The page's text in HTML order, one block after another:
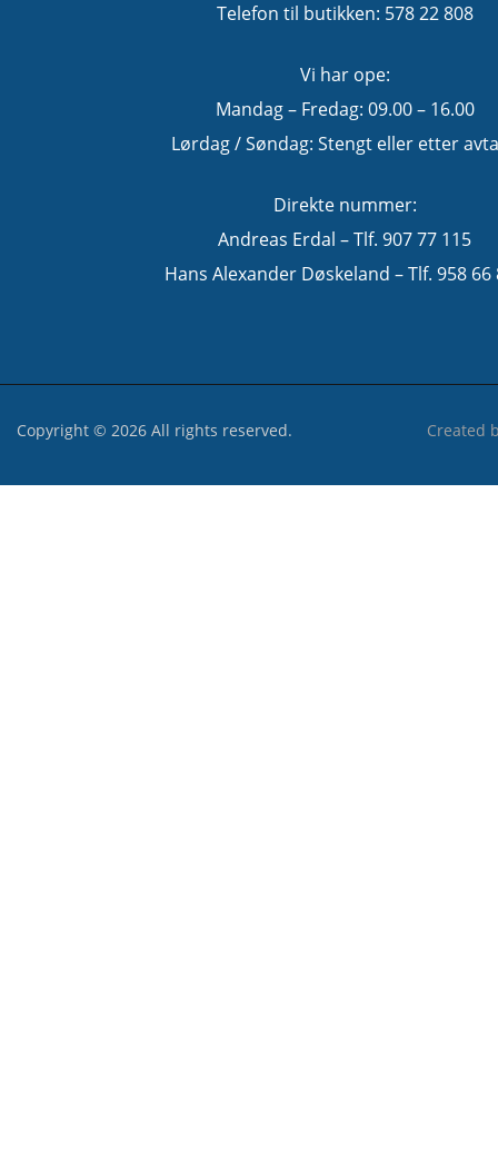
Telefon til butikken: 578 22 808
Vi har ope:
Mandag – Fredag: 09.00 – 16.00
Lørdag / Søndag: Stengt eller etter
Direkte nummer:
Andreas Erdal – Tlf. 907 77 115
Hans Alexander Døskeland – Tlf. 958 66
Copyright © 2026 All rights reserved. Created